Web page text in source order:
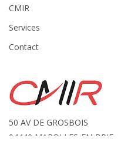
CMIR
Services
Contact
50 AV DE GROSBOIS
94440 MAROLLES-EN-BRIE